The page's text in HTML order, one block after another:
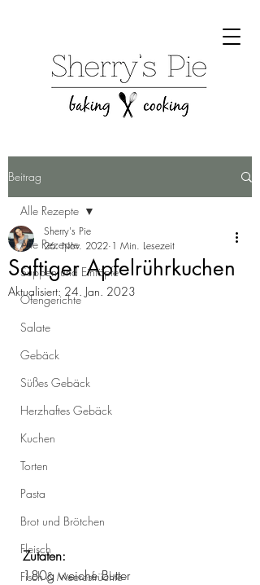
Beitrag
Alle Rezepte
Suppen und Eintöpfe
Ofengerichte
Salate
Gebäck
Süßes Gebäck
Herzhaftes Gebäck
Kuchen
Torten
Pasta
Brot und Brötchen
Fleisch
Fisch & Meeresfrüchte
Alle Rezepte
Saftiger Apfelrührkuchen
Sherry's Pie
26. Nov. 2022 1 Min. Lesezeit
Aktualisiert: 24. Jan. 2023
Zutaten:
180g weiche Butter